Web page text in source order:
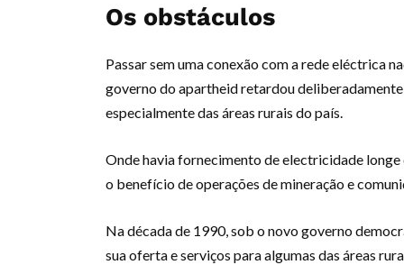
Os obstáculos
Passar sem uma conexão com a rede eléctrica
governo do apartheid retardou
especialmente das áreas rurais do país.
Onde havia fornecimento de electricidade
o benefício de operações de mineração e
Na década de 1990, sob o novo governo
sua oferta e serviços para algumas das áreas